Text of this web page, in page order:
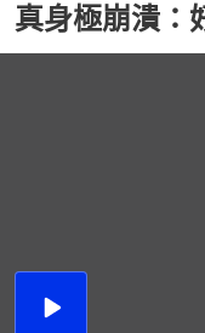
真身極崩潰：
播